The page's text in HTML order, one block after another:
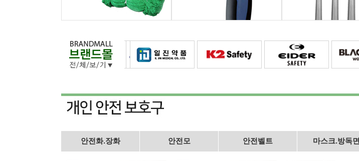
안전화.장화 안전모 안전벨트 마스크.방독면